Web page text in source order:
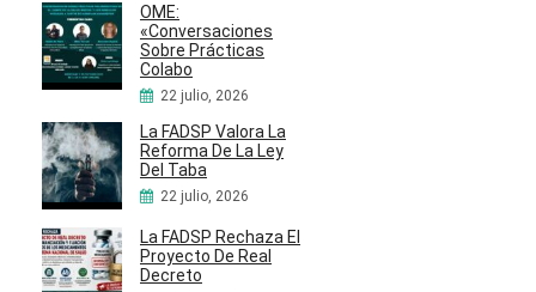
OME:
«Conversaciones
Sobre Prácticas
Colabo
22 julio, 2026
La FADSP Valora La
Reforma De La Ley
Del Taba
22 julio, 2026
La FADSP Rechaza El
Proyecto De Real
Decreto